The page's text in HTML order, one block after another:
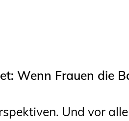
Wenn Frauen die
Und vor